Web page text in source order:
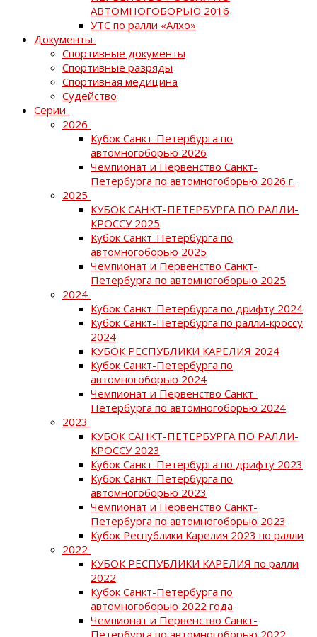
АВТОМНОГОБОРЬЮ 2016
УТС по ралли «Алхо»
Документы
Спортивные документы
Спортивные разряды
Спортивная медицина
Судейство
Серии
2026
Кубок Санкт-Петербурга по
автомногоборью 2026
Чемпионат и Первенство Санкт-
Петербурга по автомногоборью 2026 г.
2025
КУБОК САНКТ-ПЕТЕРБУРГА ПО РАЛЛИ-
КРОССУ 2025
Кубок Санкт-Петербурга по
автомногоборью 2025
Чемпионат и Первенство Санкт-
Петербурга по автомногоборью 2025
2024
Кубок Санкт-Петербурга по дрифту 2024
Кубок Санкт-Петербурга по ралли-кроссу
2024
КУБОК РЕСПУБЛИКИ КАРЕЛИЯ 2024
Кубок Санкт-Петербурга по
автомногоборью 2024
Чемпионат и Первенство Санкт-
Петербурга по автомногоборью 2024
2023
КУБОК САНКТ-ПЕТЕРБУРГА ПО РАЛЛИ-
КРОССУ 2023
Кубок Санкт-Петербурга по дрифту 2023
Кубок Санкт-Петербурга по
автомногоборью 2023
Чемпионат и Первенство Санкт-
Петербурга по автомногоборью 2023
Кубок Республики Карелия 2023 по ралли
2022
КУБОК РЕСПУБЛИКИ КАРЕЛИЯ по ралли
2022
Кубок Санкт-Петербурга по
автомногоборью 2022 года
Чемпионат и Первенство Санкт-
Петербурга по автомногоборью 2022